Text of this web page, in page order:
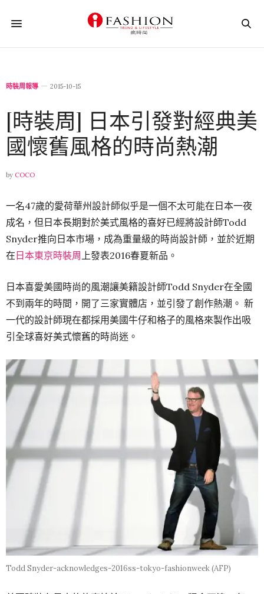
時裝周報導 2015-10-15
[時裝周] 日本引發對經典美
國懷舊風格的時尚熱潮
by COCO
一名47歲的愛荷華州設計師似乎是一個不太可能在日本一夜
成名，但日本長期對於美式風格的喜好已經將設計師Todd
Snyder推向日本市場，成為重量級的時尚設計師，並於近期
在 日本東京時裝周 上發表2016春夏新品。
日本喜愛美國時尚的風潮讓美籍設計師Todd Snyder在全國
不到兩年的時間，開了三家實體店，並引發了創作熱潮。 新
一代的設計師現在都採用美國牛仔和格子的風格來製作出吸
引全球喜好美式懷舊的時尚迷。
Todd Snyder-acknowledges-2016ss-tokyo-fashionweek (AFP)